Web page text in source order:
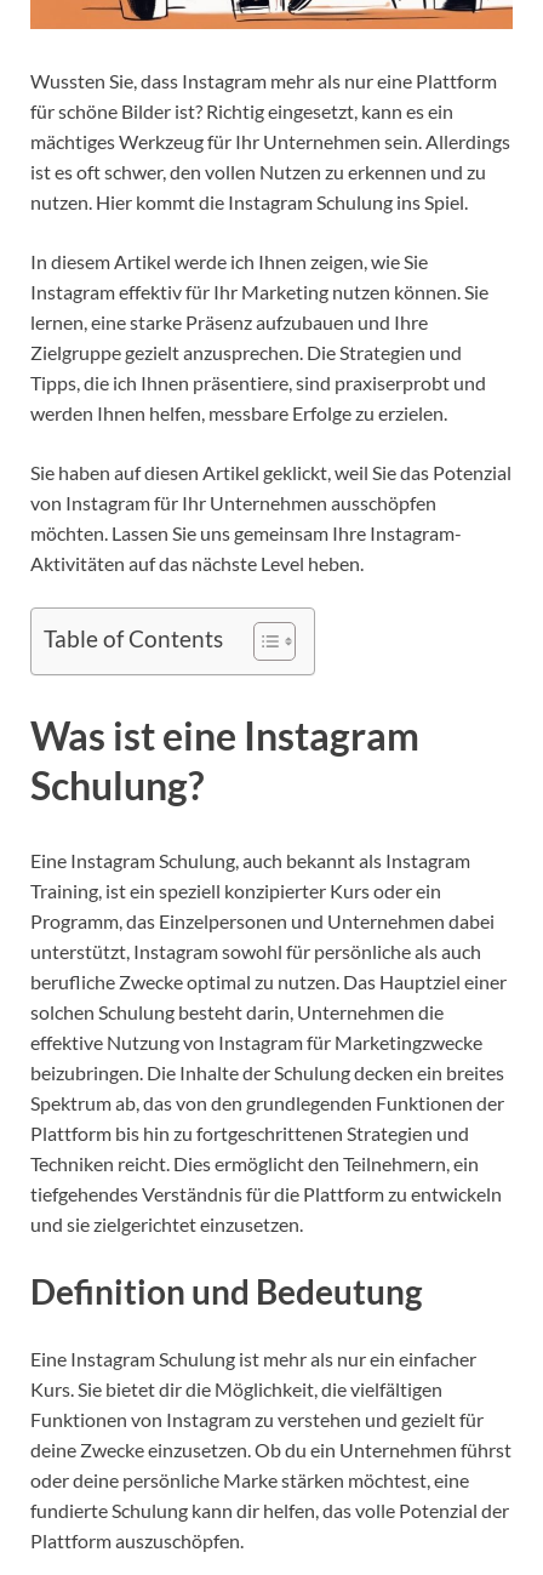
Wussten Sie, dass Instagram mehr als nur eine Plattform
für schöne Bilder ist? Richtig eingesetzt, kann es ein
mächtiges Werkzeug für Ihr Unternehmen sein. Allerdings
ist es oft schwer, den vollen Nutzen zu erkennen und zu
nutzen. Hier kommt die Instagram Schulung ins Spiel.
In diesem Artikel werde ich Ihnen zeigen, wie Sie
Instagram effektiv für Ihr Marketing nutzen können. Sie
lernen, eine starke Präsenz aufzubauen und Ihre
Zielgruppe gezielt anzusprechen. Die Strategien und
Tipps, die ich Ihnen präsentiere, sind praxiserprobt und
werden Ihnen helfen, messbare Erfolge zu erzielen.
Sie haben auf diesen Artikel geklickt, weil Sie das Potenzial
von Instagram für Ihr Unternehmen ausschöpfen
möchten. Lassen Sie uns gemeinsam Ihre Instagram-
Aktivitäten auf das nächste Level heben.
Table of Contents
Was ist eine Instagram
Schulung?
Eine Instagram Schulung, auch bekannt als Instagram
Training, ist ein speziell konzipierter Kurs oder ein
Programm, das Einzelpersonen und Unternehmen dabei
unterstützt, Instagram sowohl für persönliche als auch
berufliche Zwecke optimal zu nutzen. Das Hauptziel einer
solchen Schulung besteht darin, Unternehmen die
effektive Nutzung von Instagram für Marketingzwecke
beizubringen. Die Inhalte der Schulung decken ein breites
Spektrum ab, das von den grundlegenden Funktionen der
Plattform bis hin zu fortgeschrittenen Strategien und
Techniken reicht. Dies ermöglicht den Teilnehmern, ein
tiefgehendes Verständnis für die Plattform zu entwickeln
und sie zielgerichtet einzusetzen.
Definition und Bedeutung
Eine Instagram Schulung ist mehr als nur ein einfacher
Kurs. Sie bietet dir die Möglichkeit, die vielfältigen
Funktionen von Instagram zu verstehen und gezielt für
deine Zwecke einzusetzen. Ob du ein Unternehmen führst
oder deine persönliche Marke stärken möchtest, eine
fundierte Schulung kann dir helfen, das volle Potenzial der
Plattform auszuschöpfen.